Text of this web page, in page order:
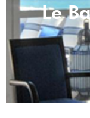
Le